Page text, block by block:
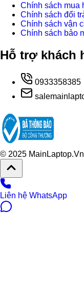
Chính sách mua
Chính sách đổi
Chính sách vận
Chính sách bảo
Hỗ trợ khách
0933358385
© 2025
Liên hệ WhatsApp